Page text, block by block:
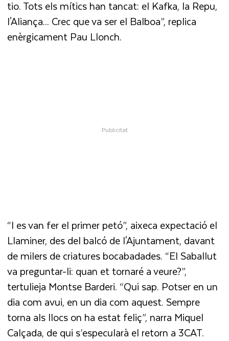
tio. Tots els mítics han tancat: el Kafka, la Repu,
l'Aliança... Crec que va ser el Balboa”, replica
enèrgicament Pau Llonch.
“I es van fer el primer petó”, aixeca expectació el
Llaminer, des del balcó de l'Ajuntament, davant
de milers de criatures bocabadades. “El Saballut
va preguntar-li: quan et tornaré a veure?”,
tertulieja Montse Barderi. “Qui sap. Potser en un
dia com avui, en un dia com aquest. Sempre
torna als llocs on ha estat feliç”, narra Miquel
Calçada, de qui s’especularà el retorn a 3CAT.